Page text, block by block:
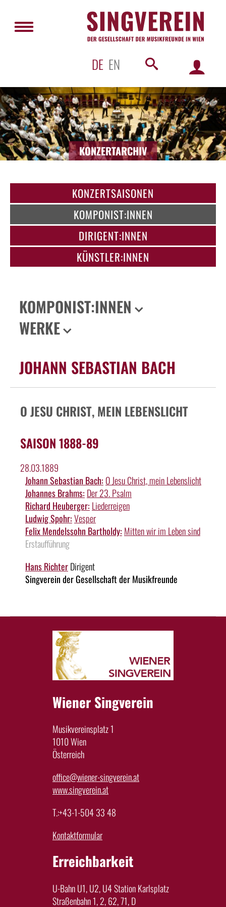
DE EN
KONZERTARCHIV
KONZERTSAISONEN
KOMPONIST:INNEN
DIRIGENT:INNEN
KÜNSTLER:INNEN
KOMPONIST:INNEN
WERKE
JOHANN SEBASTIAN BACH
O JESU CHRIST, MEIN LEBENSLICHT
SAISON 1888-89
28.03.1889
Johann Sebastian Bach: O Jesu Christ, mein Lebenslicht
Johannes Brahms: Der 23. Psalm
Richard Heuberger: Liederreigen
Ludwig Spohr:Vesper
Felix Mendelssohn Bartholdy: Mitten wir im Leben sind
Erstaufführung
Hans RichterDirigent
Singverein der Gesellschaft der Musikfreunde
Wiener Singverein
Musikvereinsplatz 1
1010 Wien
Österreich
office@wiener-singverein.at
www.singverein.at
T.:+43-1-504 33 48
Kontaktformular
Erreichbarkeit
U-Bahn U1, U2, U4 Station Karlsplatz
Straßenbahn 1, 2, 62, 71, D